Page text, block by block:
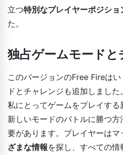
立つ特別なプレイヤーポジショ
た。
独占ゲームモードと
このバージョンのFree Fireは
ドとチャレンジも追加しました
私にとってゲームをプレイする
新しいモードのバトルに勝つ
要があります。プレイヤーはマ
ざまな情報を探し、すべての